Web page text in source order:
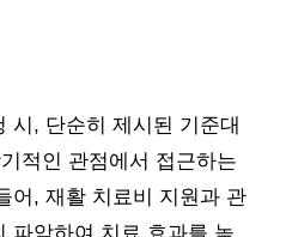
시, 단순히 제시된 기준대
적인 관점에서 접근하는
어, 재활 치료비 지원과 관